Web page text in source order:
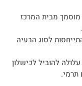
מוסמך מבית המרכז
לסוג הבעיה
להוביל לכישלון
תרמי.